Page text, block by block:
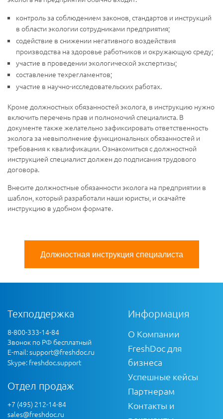
контроль за соблюдением законов, стандартов и инструкций
в области экологии сотрудниками предприятия;
содействие в снижении негативного воздействия
производства на здоровье работников и окружающую среду;
участие в проведении экологической экспертизы;
составление техрегламентов;
участие в научно-исследовательских работах.
Кроме должностных обязанностей эколога, в инструкцию нужно
включить перечень прав и полномочий специалиста. В
документе также желательно зафиксировать ответственность
эколога за невыполнение функциональных обязанностей и
требования к квалификации. Ознакомиться с должностной
инструкцией специалист должен до подписания трудового
договора.
Внесите должностные обязанности эколога на предприятии в
шаблон, который разработали наши юристы, и скачайте
инструкцию в удобном формате.
Должностная инструкция специалиста
Техподдержка
8-800-333-14-84
Звонок по РФ бесплатный
E-mail:support@freshdoc.ru
Skype: freshdoc.support
Отдел продаж
+7 (495) 212-14-84
sales@freshdoc.ru
Информация
О Компании
FreshDoc для
бизнеса
Успешные кейсы
Партнерам
Контакты и